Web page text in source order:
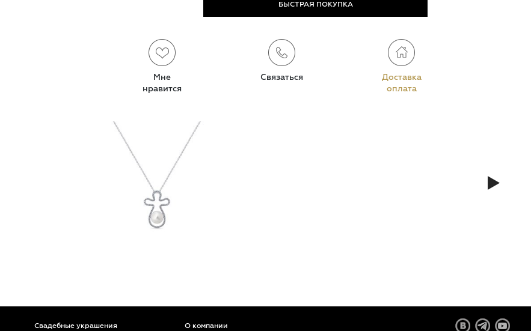
БЫСТРАЯ ПОКУПКА
Мне
нравится
Связаться
Доставка
оплата
Свадебные украшения О компании